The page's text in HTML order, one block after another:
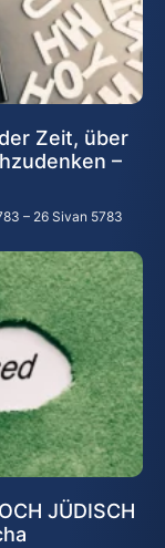
Zeit, über
–
– 26 Sivan 5783
JÜDISCH